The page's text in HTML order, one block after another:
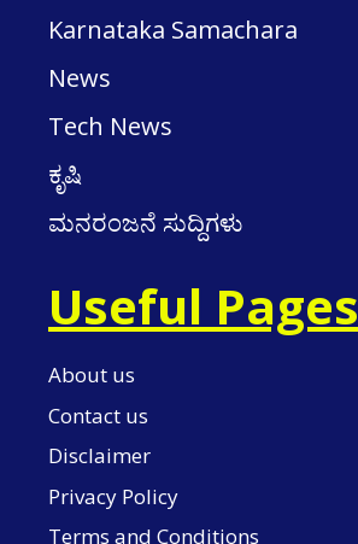
Karnataka Samachara
News
Tech News
ಕೃಷಿ
ಮನರಂಜನೆ ಸುದ್ದಿಗಳು
Useful Pages
About us
Contact us
Disclaimer
Privacy Policy
Terms and Conditions